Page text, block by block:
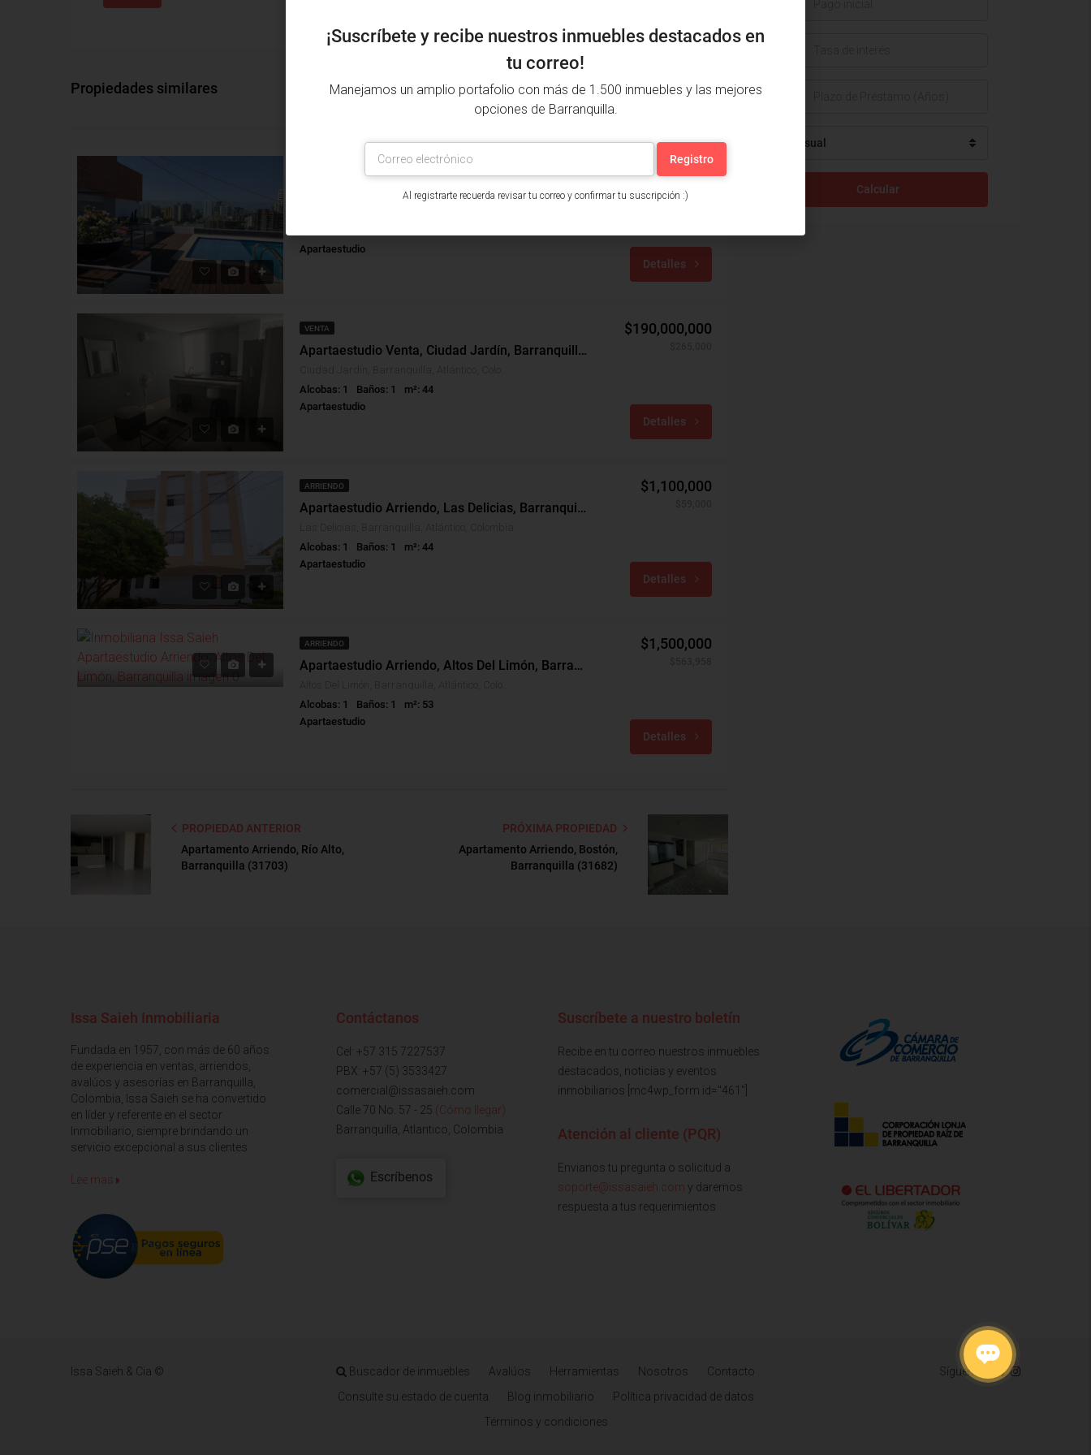
Propiedades similares
Apartaestudio Arriendo, Alto Prado, Barranquilla (31593)
Apartaestudio
$2,343,000
$257,000
Detalles
VENTA
Apartaestudio Venta, Ciudad Jardín, Barranquilla (31586v)
Alcobas: 1
Baños: 1
m²: 44
Apartaestudio
$190,000,000
Detalles
ARRIENDO
Apartaestudio Arriendo, Las Delicias, Barranquilla (29389)
Alcobas: 1
Baños: 1
m²: 44
Apartaestudio
$1,100,000
Detalles
ARRIENDO
Apartaestudio Arriendo, Altos Del Limón, Barranquilla (25448)
Alcobas: 1
Baños: 1
m²: 53
Apartaestudio
$1,500,000
Detalles
PROPIEDAD ANTERIOR
Apartamento Arriendo, Río Alto,
Barranquilla (31703)
PRÓXIMA PROPIEDAD
Apartamento Arriendo, Bostón,
Barranquilla (31682)
Mensual
Calcular
Issa Saieh Inmobiliaria
Fundada en 1957, con más de 60 años
de experiencia en ventas, arriendos,
avalúos y asesorías en Barranquilla,
Colombia, Issa Saieh se ha convertido
en líder y referente en el sector
Inmobiliario, siempre brindando un
servicio excepcional a sus clientes
Lee mas
Contáctanos
Cel: +57 315 7227537
PBX: +57 (5) 3533427
comercial@issasaieh.com
Calle 70 No. 57 - 25 (Cómo llegar)
Barranquilla, Atlantico, Colombia
Escríbenos
Suscríbete a nuestro boletín
Recibe en tu correo nuestros inmuebles
destacados, noticias y eventos
inmobiliarios [mc4wp_form id="461"]
Atención al cliente (PQR)
Envianos tu pregunta o solicitud a
soporte@issasaieh.com y daremos
respuesta a tus requerimientos
Issa Saieh & Cia © Buscador de inmuebles Avalúos Herramientas Nosotros
Contacto
Consulte su estado de cuenta
Blog inmobiliario
Política privacidad de datos
Términos y condiciones
Síguenos
¡Suscríbete y recibe nuestros inmuebles destacados en
tu correo!
Manejamos un amplio portafolio con más de 1.500 inmuebles y las mejores
opciones de Barranquilla.
Al registrarte recuerda revisar tu correo y confirmar tu suscripción :)